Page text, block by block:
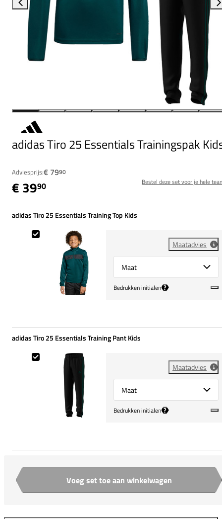
adidas Tiro 25 Essentials Trainingspak
Adviesprijs:€ 7990
€ 3990 Bestel deze set voor je hele
adidas Tiro 25 Essentials Training Top Kids
Maatadvies
Select {option} for {name}
Bedrukken initialen ?
adidas Tiro 25 Essentials Training Top Kids
adidas Tiro 25 Essentials Training Pant Kids
Maatadvies
Select {option} for {name}
Bedrukken initialen ?
adidas Tiro 25 Essentials Training Pant Kids
Aantal Voeg set toe aan winkelwagen